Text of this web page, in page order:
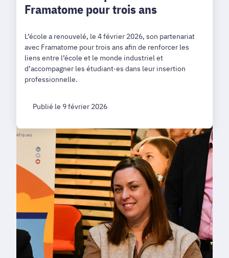
Framatome pour trois ans
L’école a renouvelé, le 4 février 2026, son partenariat
avec Framatome pour trois ans afin de renforcer les
liens entre l’école et le monde industriel et
d’accompagner les étudiant·es dans leur insertion
professionnelle.
Publié le 9 février 2026